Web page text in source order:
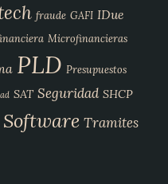
fraude GAFI IDue
Microfinancieras
PLD Presupuestos
SAT Seguridad SHCP
Software Tramites